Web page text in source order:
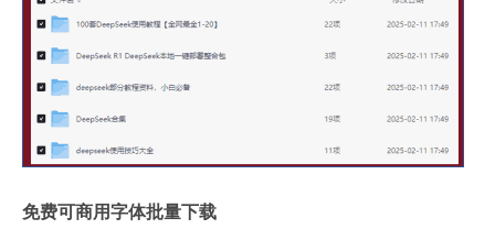
免费可商用字体批量下载